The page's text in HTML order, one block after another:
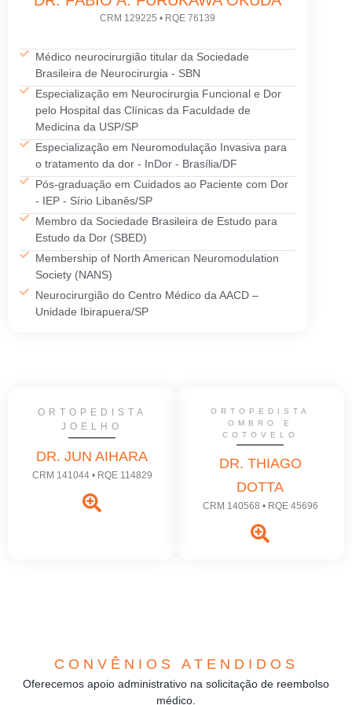
CRM 129225 • RQE 76139
Médico neurocirurgião titular da Sociedade
Brasileira de Neurocirurgia - SBN
Especialização em Neurocirurgia Funcional e Dor
pelo Hospital das Clínicas da Faculdade de
Medicina da USP/SP
Especialização em Neuromodulação Invasiva para
o tratamento da dor - InDor - Brasília/DF
Pós-graduação em Cuidados ao Paciente com Dor
- IEP - Sírio Libanês/SP
Membro da Sociedade Brasileira de Estudo para
Estudo da Dor (SBED)
Membership of North American Neuromodulation
Society (NANS)
Neurocirurgião do Centro Médico da AACD –
Unidade Ibirapuera/SP
ORTOPEDISTA
JOELHO
DR. JUN AIHARA
CRM 141044 • RQE 114829
ORTOPEDISTA
OMBRO E
COTOVELO
DR. THIAGO
DOTTA
CRM 140568 • RQE 45696
CONVÊNIOS ATENDIDOS
Oferecemos apoio administrativo na solicitação de reembolso
médico.